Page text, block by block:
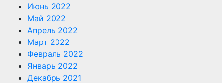
Июнь 2022
Май 2022
Апрель 2022
Март 2022
Февраль 2022
Январь 2022
Декабрь 2021